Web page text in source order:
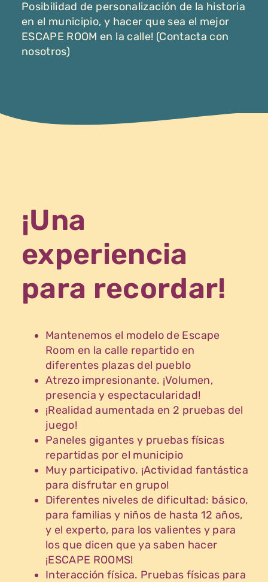
Posibilidad de personalización de la historia
en el municipio, y hacer que sea el mejor
ESCAPE ROOM en la calle! (Contacta con
nosotros)
¡Una
experiencia
para recordar!
Mantenemos el modelo de Escape
Room en la calle repartido en
diferentes plazas del pueblo
Atrezo impresionante. ¡Volumen,
presencia y espectacularidad!
¡Realidad aumentada en 2 pruebas del
juego!
Paneles gigantes y pruebas físicas
repartidas por el municipio
Muy participativo. ¡Actividad fantástica
para disfrutar en grupo!
Diferentes niveles de dificultad: básico,
para familias y niños de hasta 12 años,
y el experto, para los valientes y para
los que dicen que ya saben hacer
¡ESCAPE ROOMS!
Interacción física. Pruebas físicas para